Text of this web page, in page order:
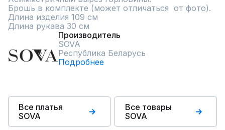
Брошь в комплекте (может отличаться  от фото).
Длина изделия 109 см
Длина рукава 30 см
Производитель
SOVA
Республика Беларусь
Подробнее
Все платья
SOVA
Все товары
SOVA